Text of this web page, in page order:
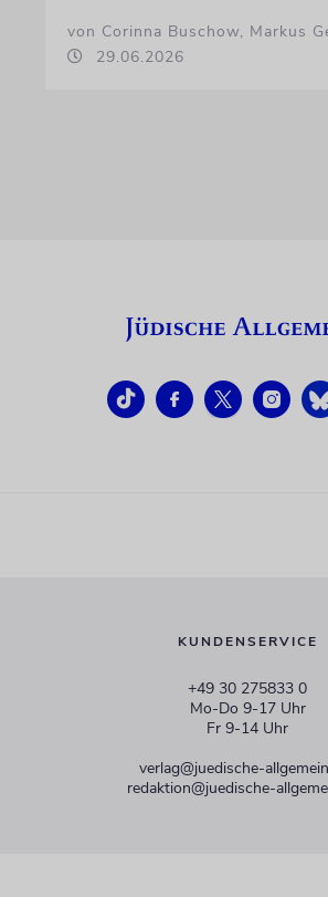
von Corinna Buschow, Markus
29.06.2026
KUNDENSERVICE
+49 30 275833 0
Mo-Do 9-17 Uhr
Fr 9-14 Uhr
verlag@juedische-
redaktion@juedische-